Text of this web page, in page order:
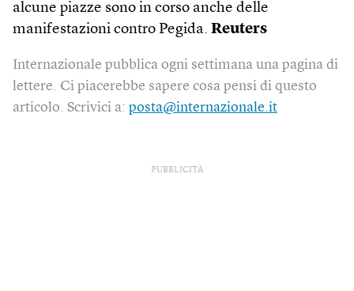
alcune piazze sono in corso anche delle
manifestazioni contro Pegida. Reuters
Internazionale pubblica ogni settimana una pagina di
lettere. Ci piacerebbe sapere cosa pensi di questo
articolo. Scrivici a: posta@internazionale.it
PUBBLICITÀ